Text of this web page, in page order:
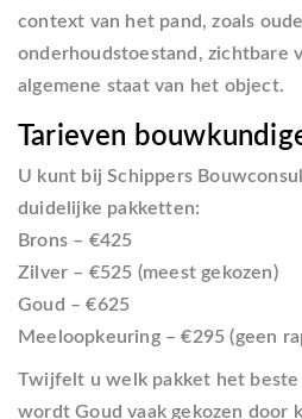
context van het pand, zoals
onderhoudstoestand, zichtbare
algemene staat van het object.
Tarieven
U kunt bij Schippers
duidelijke pakketten:
Brons – €425
Zilver – €525 (meest gekozen)
Goud – €625
Meeloopkeuring – €295 (geen
Twijfelt u welk pakket het beste
wordt Goud vaak gekozen door